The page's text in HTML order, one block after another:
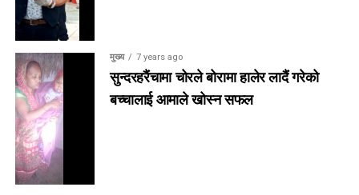
मुख्य 7 years ago
सुन्दरहरैंचामा चोरले बोरामा हालेर लादैं गरेको
बच्चालाई आमाले खोस्न सफल